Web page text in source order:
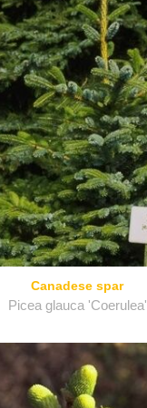
Canadese spar
Picea glauca 'Coerulea'